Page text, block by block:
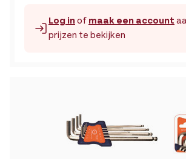
Log inof maak een account
prijzen te bekijken